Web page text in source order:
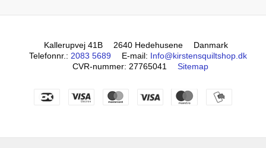
Kallerupvej 41B 2640 Hedehusene
Danmark
Telefonnr.: 2083 5689 E-mail: Info@kirstensquiltshop.dk
CVR-nummer: 27765041 Sitemap